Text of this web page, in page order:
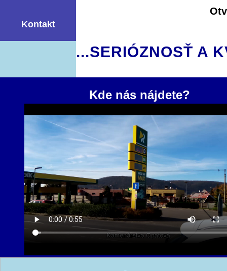
Kontakt
...SERIÓZNOSŤ A
Kde nás nájdete?